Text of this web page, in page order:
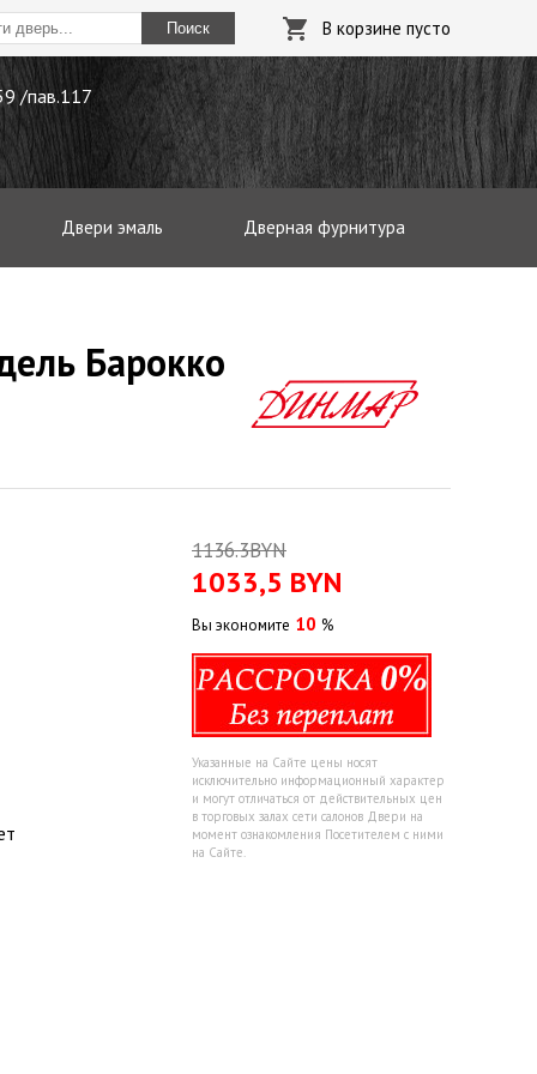
Поиск В корзине пусто
/пав.117
Двери эмаль Дверная фурнитура
Барокко
1136.3BYN
1033,5 BYN
Вы экономите 10 %
Указанные на Сайте цены носят
исключительно информационный характер
и могут отличаться от действительных цен
в торговых залах сети салонов Двери на
момент ознакомления Посетителем с ними
на Сайте.